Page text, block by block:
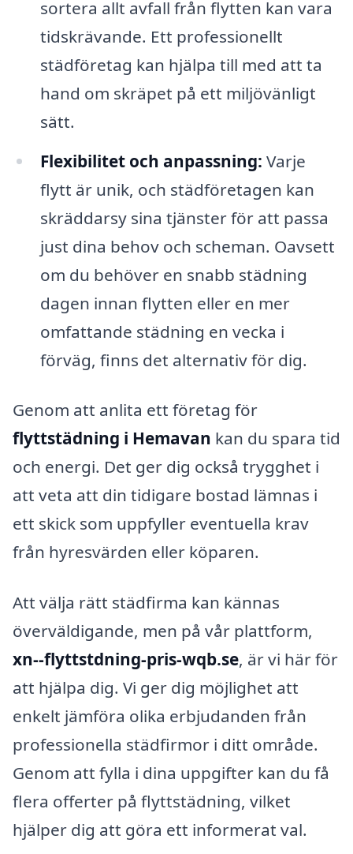
sortera allt avfall från flytten kan vara
tidskrävande. Ett professionellt
städföretag kan hjälpa till med att ta
hand om skräpet på ett miljövänligt
sätt.
Flexibilitet och anpassning: Varje
flytt är unik, och städföretagen kan
skräddarsy sina tjänster för att passa
just dina behov och scheman. Oavsett
om du behöver en snabb städning
dagen innan flytten eller en mer
omfattande städning en vecka i
förväg, finns det alternativ för dig.
Genom att anlita ett företag för
flyttstädning i Hemavan kan du spara tid
och energi. Det ger dig också trygghet i
att veta att din tidigare bostad lämnas i
ett skick som uppfyller eventuella krav
från hyresvärden eller köparen.
Att välja rätt städfirma kan kännas
överväldigande, men på vår plattform,
xn--flyttstdning-pris-wqb.se, är vi här för
att hjälpa dig. Vi ger dig möjlighet att
enkelt jämföra olika erbjudanden från
professionella städfirmor i ditt område.
Genom att fylla i dina uppgifter kan du få
flera offerter på flyttstädning, vilket
hjälper dig att göra ett informerat val.